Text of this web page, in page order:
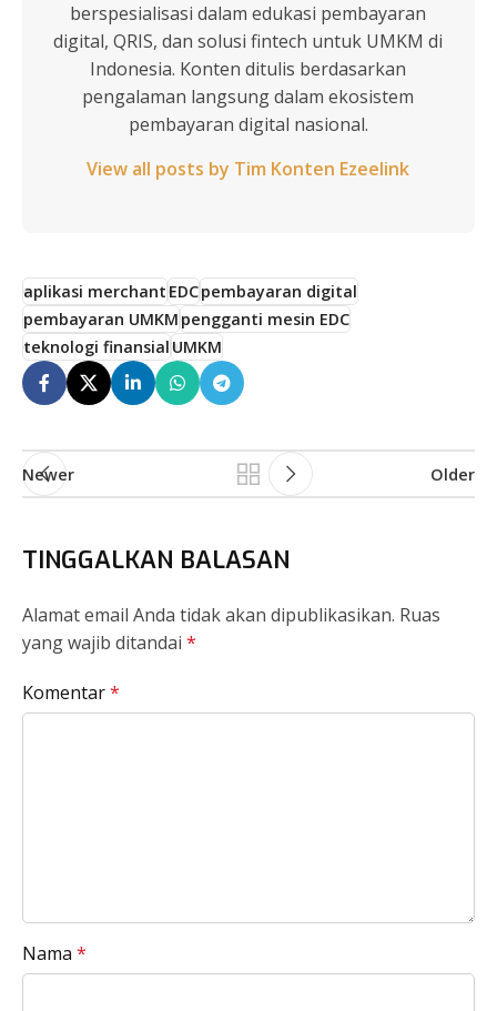
berspesialisasi dalam edukasi pembayaran
digital, QRIS, dan solusi fintech untuk UMKM di
Indonesia. Konten ditulis berdasarkan
pengalaman langsung dalam ekosistem
pembayaran digital nasional.
View all posts by Tim Konten Ezeelink
aplikasi merchantEDCpembayaran digital
pembayaran UMKMpengganti mesin EDC
teknologi finansialUMKM
Newer Older
TINGGALKAN BALASAN
Alamat email Anda tidak akan dipublikasikan. Ruas
yang wajib ditandai *
Komentar*
Nama *